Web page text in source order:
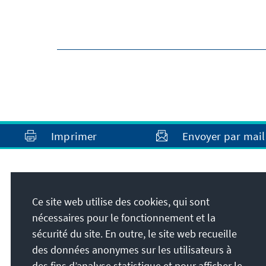
Imprimer Envoyer par mail
Ce site web utilise des cookies, qui sont
nécessaires pour le fonctionnement et la
sécurité du site. En outre, le site web recueille
des données anonymes sur les utilisateurs à